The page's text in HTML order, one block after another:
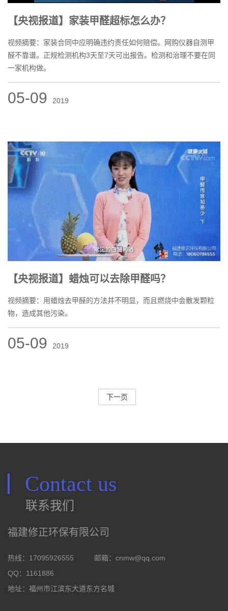
【央视报道】家装甲醛超标怎么办？
视频摘要：家装合同中应明确违约责任如何赔偿。网购仪器自测甲
醛不靠谱。正规检测机构3天至7天可出报告。检测和治理不要在同
一家机构做。
05-09 2019
【央视报道】蜡烛可以去除甲醛吗？
视频摘要：用蜡烛去甲醛的方法并不明显，而且燃烧中会散发颗粒
物，造成其他污染。
05-09 2019
下一页
Contact us
联系我们
福建修正环保有限公司
热线：17095926555 邮箱： cnmw@qq.com
QQ：1161886
地址：福州市江滨东大道东方名城